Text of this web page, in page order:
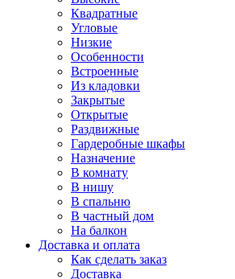
Квадратные
Угловые
Низкие
Особенности
Встроенные
Из кладовки
Закрытые
Открытые
Раздвижные
Гардеробные шкафы
Назначение
В комнату
В нишу
В спальню
В частный дом
На балкон
Доставка и оплата
Как сделать заказ
Доставка